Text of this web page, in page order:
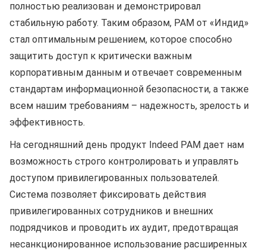
полностью реализован и демонстрировал
стабильную работу. Таким образом, PAM от «Индид»
стал оптимальным решением, которое способно
защитить доступ к критически важным
корпоративным данным и отвечает современным
стандартам информационной безопасности, а также
всем нашим требованиям – надежность, зрелость и
эффективность.
На сегодняшний день продукт Indeed PAM дает нам
возможность строго контролировать и управлять
доступом привилегированных пользователей.
Система позволяет фиксировать действия
привилегированных сотрудников и внешних
подрядчиков и проводить их аудит, предотвращая
несанкционированное использование расширенных